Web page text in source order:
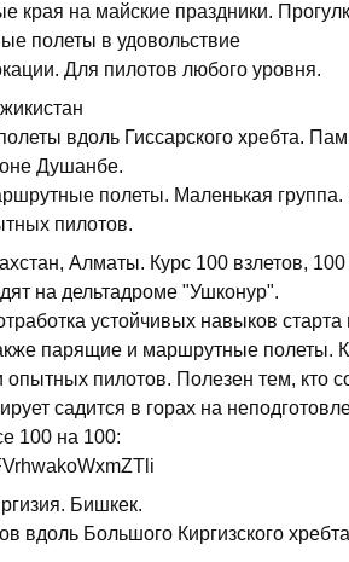
края на майские праздники.
полеты в удовольствие
Для пилотов любого уровня.
вдоль Гиссарского хребта.
Душанбе.
полеты. Маленькая
пилотов.
Алматы. Курс 100 взлетов, 100
на дельтадроме "Ушконур".
устойчивых навыков
парящие и маршрутные полеты.
пилотов. Полезен тем, кто
садится в горах на
100 на 100:
Бишкек.
вдоль Большого Киргизского